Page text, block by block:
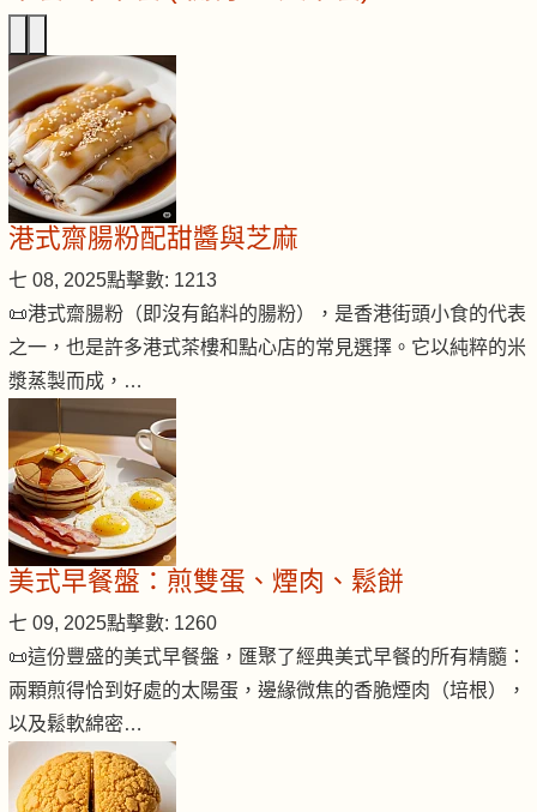
港式齋腸粉配甜醬與芝麻
七 08, 2025點擊數: 1213
📜港式齋腸粉（即沒有餡料的腸粉），是香港街頭小食的代表
之一，也是許多港式茶樓和點心店的常見選擇。它以純粹的米
漿蒸製而成，…
美式早餐盤：煎雙蛋、煙肉、鬆餅
七 09, 2025點擊數: 1260
📜這份豐盛的美式早餐盤，匯聚了經典美式早餐的所有精髓：
兩顆煎得恰到好處的太陽蛋，邊緣微焦的香脆煙肉（培根），
以及鬆軟綿密…